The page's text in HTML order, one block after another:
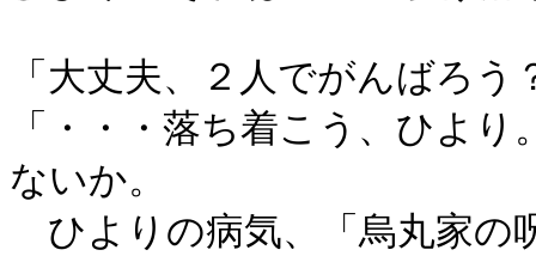
「大丈夫、２人でがんばろ
「・・・落ち着こう、ひよ
ないか。
ひよりの病気、「烏丸家の